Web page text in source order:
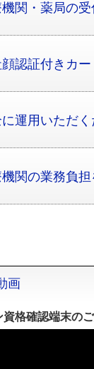
機関・薬局の
認証付きカ
運用いただ
機関の業務負
画
資格確認端末の